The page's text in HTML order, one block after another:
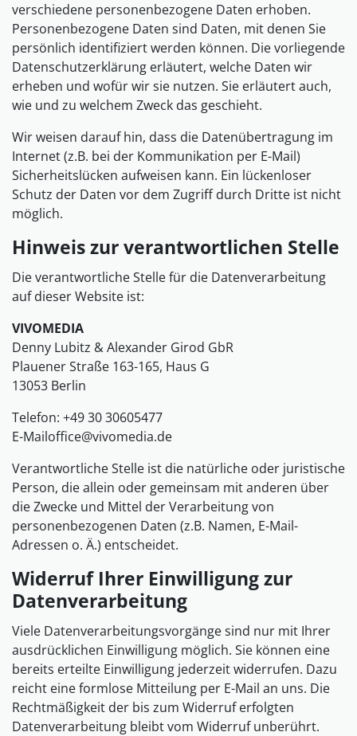
verschiedene personenbezogene Daten erhoben.
Personenbezogene Daten sind Daten, mit denen Sie
persönlich identifiziert werden können. Die vorliegende
Datenschutzerklärung erläutert, welche Daten wir
erheben und wofür wir sie nutzen. Sie erläutert auch,
wie und zu welchem Zweck das geschieht.
Wir weisen darauf hin, dass die Datenübertragung im
Internet (z.B. bei der Kommunikation per E-Mail)
Sicherheitslücken aufweisen kann. Ein lückenloser
Schutz der Daten vor dem Zugriff durch Dritte ist nicht
möglich.
Hinweis zur verantwortlichen Stelle
Die verantwortliche Stelle für die Datenverarbeitung
auf dieser Website ist:
VIVOMEDIA
Denny Lubitz & Alexander Girod GbR
Plauener Straße 163-165, Haus G
13053 Berlin
Telefon: +49 30 30605477
E-Mailoffice@vivomedia.de
Verantwortliche Stelle ist die natürliche oder juristische
Person, die allein oder gemeinsam mit anderen über
die Zwecke und Mittel der Verarbeitung von
personenbezogenen Daten (z.B. Namen, E-Mail-
Adressen o. Ä.) entscheidet.
Widerruf Ihrer Einwilligung zur
Datenverarbeitung
Viele Datenverarbeitungsvorgänge sind nur mit Ihrer
ausdrücklichen Einwilligung möglich. Sie können eine
bereits erteilte Einwilligung jederzeit widerrufen. Dazu
reicht eine formlose Mitteilung per E-Mail an uns. Die
Rechtmäßigkeit der bis zum Widerruf erfolgten
Datenverarbeitung bleibt vom Widerruf unberührt.